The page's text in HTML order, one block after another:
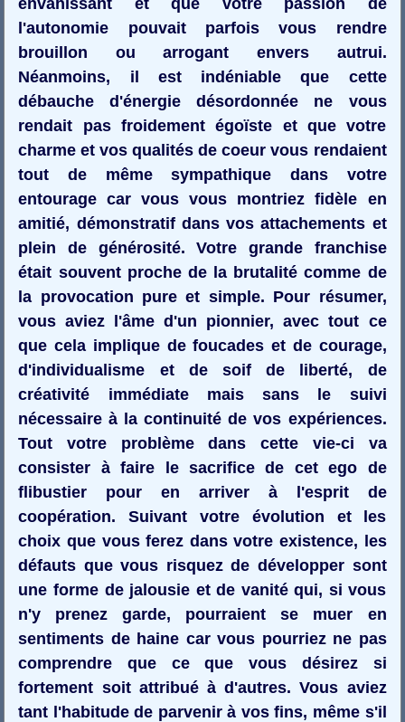
l'autonomie pouvait parfois vous rendre
brouillon ou arrogant envers autrui.
Néanmoins, il est indéniable que cette
débauche d'énergie désordonnée ne vous
rendait pas froidement égoïste et que votre
charme et vos qualités de coeur vous rendaient
tout de même sympathique dans votre
entourage car vous vous montriez fidèle en
amitié, démonstratif dans vos attachements et
plein de générosité. Votre grande franchise
était souvent proche de la brutalité comme de
la provocation pure et simple. Pour résumer,
vous aviez l'âme d'un pionnier, avec tout ce
que cela implique de foucades et de courage,
d'individualisme et de soif de liberté, de
créativité immédiate mais sans le suivi
nécessaire à la continuité de vos expériences.
Tout votre problème dans cette vie-ci va
consister à faire le sacrifice de cet ego de
flibustier pour en arriver à l'esprit de
coopération. Suivant votre évolution et les
choix que vous ferez dans votre existence, les
défauts que vous risquez de développer sont
une forme de jalousie et de vanité qui, si vous
n'y prenez garde, pourraient se muer en
sentiments de haine car vous pourriez ne pas
comprendre que ce que vous désirez si
fortement soit attribué à d'autres. Vous aviez
tant l'habitude de parvenir à vos fins, même s'il